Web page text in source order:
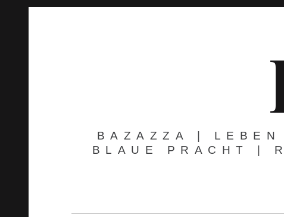
BAZAZZA |
BLAUE PRACHT |